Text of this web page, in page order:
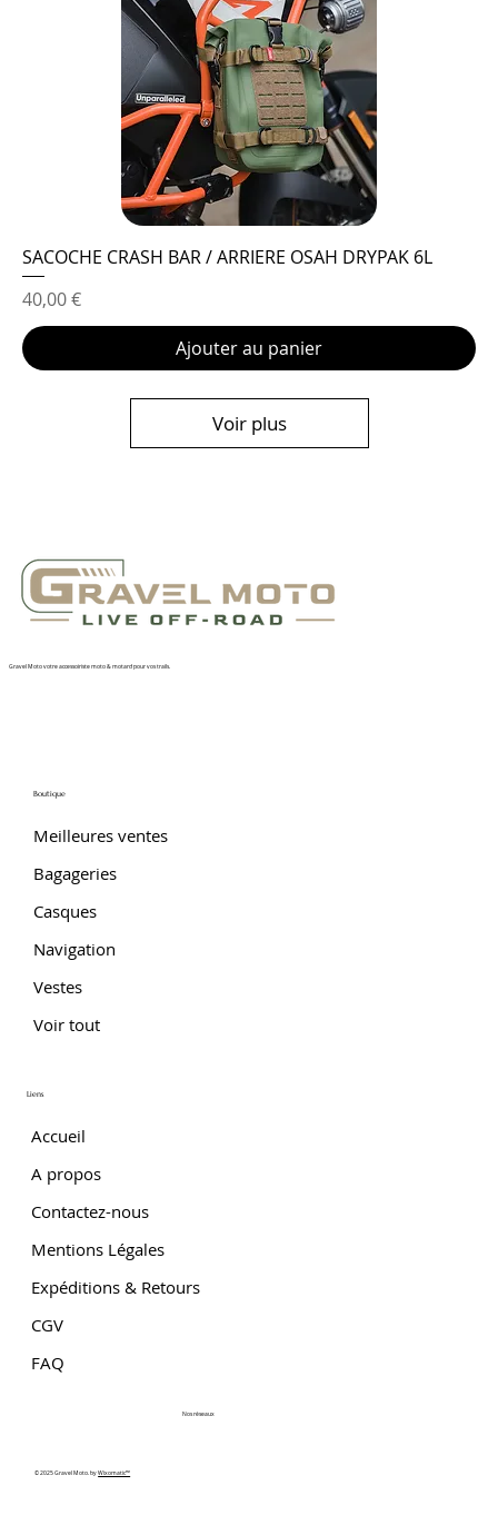
SACOCHE CRASH BAR / ARRIERE OSAH DRYPAK 6L
Prix
40,00 €
Ajouter au panier
Voir plus
Gravel Moto votre accessoiriste moto & motard pour vos trails.
Boutique
Meilleures ventes
Bagageries
Casques
Navigation
Vestes
Voir tout
Liens
Accueil
A propos
Contactez-nous
Mentions Légales
Expéditions & Retours
CGV
FAQ
© 2025 Gravel Moto. byWixomatic™
Nos réseaux